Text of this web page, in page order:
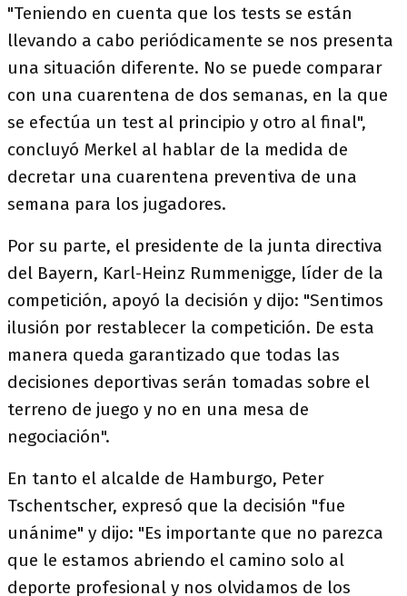
"Teniendo en cuenta que los tests se están
llevando a cabo periódicamente se nos presenta
una situación diferente. No se puede comparar
con una cuarentena de dos semanas, en la que
se efectúa un test al principio y otro al final",
concluyó Merkel al hablar de la medida de
decretar una cuarentena preventiva de una
semana para los jugadores.
Por su parte, el presidente de la junta directiva
del Bayern, Karl-Heinz Rummenigge, líder de la
competición, apoyó la decisión y dijo: "Sentimos
ilusión por restablecer la competición. De esta
manera queda garantizado que todas las
decisiones deportivas serán tomadas sobre el
terreno de juego y no en una mesa de
negociación".
En tanto el alcalde de Hamburgo, Peter
Tschentscher, expresó que la decisión "fue
unánime" y dijo: "Es importante que no parezca
que le estamos abriendo el camino solo al
deporte profesional y nos olvidamos de los